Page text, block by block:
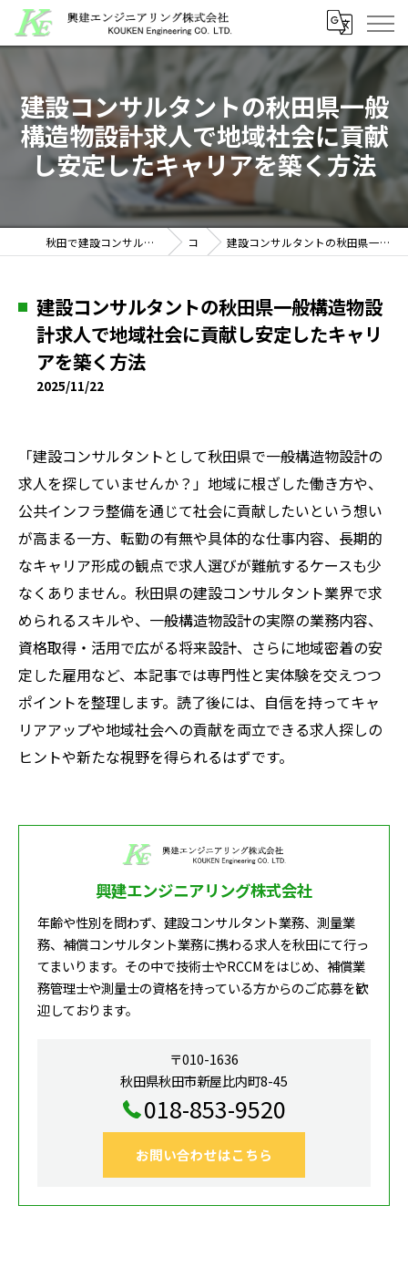
建設コンサルタントの秋田県一般
構造物設計求人で地域社会に貢献
し安定したキャリアを築く方法
秋田で建設コンサルタントの求人なら興建エンジニアリング株式会社 コラム 建設コンサルタントの秋田県一般構造物設計求人で地域社会に貢献し安定したキャリアを築く方法
建設コンサルタントの秋田県一般構造物設
計求人で地域社会に貢献し安定したキャリ
アを築く方法
2025/11/22
「建設コンサルタントとして秋田県で一般構造物設計の
求人を探していませんか？」地域に根ざした働き方や、
公共インフラ整備を通じて社会に貢献したいという想い
が高まる一方、転勤の有無や具体的な仕事内容、長期的
なキャリア形成の観点で求人選びが難航するケースも少
なくありません。秋田県の建設コンサルタント業界で求
められるスキルや、一般構造物設計の実際の業務内容、
資格取得・活用で広がる将来設計、さらに地域密着の安
定した雇用など、本記事では専門性と実体験を交えつつ
ポイントを整理します。読了後には、自信を持ってキャ
リアアップや地域社会への貢献を両立できる求人探しの
ヒントや新たな視野を得られるはずです。
興建エンジニアリング株式会社
年齢や性別を問わず、建設コンサルタント業務、測量業
務、補償コンサルタント業務に携わる求人を秋田にて行っ
てまいります。その中で技術士やRCCMをはじめ、補償業
務管理士や測量士の資格を持っている方からのご応募を歓
迎しております。
〒010-1636
秋田県秋田市新屋比内町8-45
018-853-9520
お問い合わせはこちら